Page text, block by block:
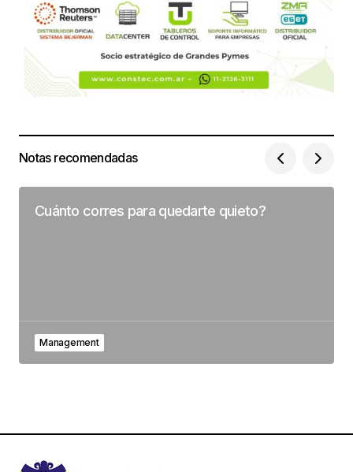
Notas recomendadas
Cuánto corres para quedarte quieto?
Management